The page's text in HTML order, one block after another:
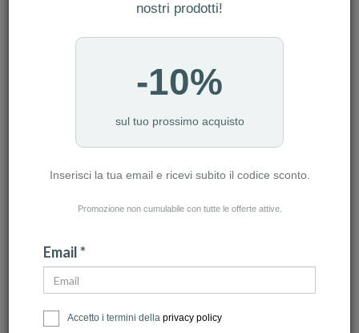
CATEGORIA: BAMBINO
CATEGORIA: DONNA
CATEGORIA: SMARTWATCH
CATEGORIA: UOMO
CATEGORIA: OROLOGI
AZZERA FILTRI
NUMERO ARTICOLI:99
nostri prodotti!
-10%
sul tuo prossimo acquisto
Inserisci la tua email e ricevi subito il codice sconto.
Promozione non cumulabile con tutte le offerte attive.
Email *
Accetto i termini della privacy policy